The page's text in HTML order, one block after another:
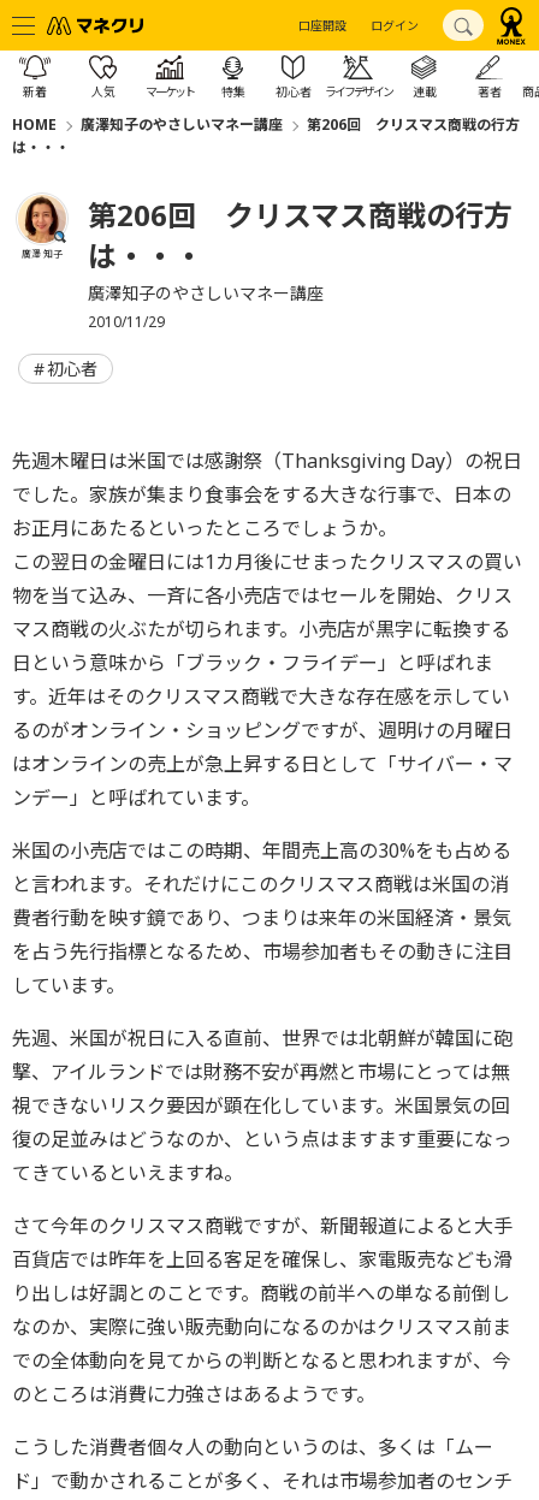
口座開設 ログイン
新着 人気 マーケット 特集 初心者 ライフデザイン 連載 著者 商
HOME 廣澤知子のやさしいマネー講座
第206回 クリスマス商戦の行方
は・・・
廣澤 知子
第206回 クリスマス商戦の行方
は・・・
廣澤知子のやさしいマネー講座
2010/11/29
初心者
先週木曜日は米国では感謝祭（Thanksgiving Day）の祝日
でした。家族が集まり食事会をする大きな行事で、日本の
お正月にあたるといったところでしょうか。
この翌日の金曜日には1カ月後にせまったクリスマスの買い
物を当て込み、一斉に各小売店ではセールを開始、クリス
マス商戦の火ぶたが切られます。小売店が黒字に転換する
日という意味から「ブラック・フライデー」と呼ばれま
す。近年はそのクリスマス商戦で大きな存在感を示してい
るのがオンライン・ショッピングですが、週明けの月曜日
はオンラインの売上が急上昇する日として「サイバー・マ
ンデー」と呼ばれています。
米国の小売店ではこの時期、年間売上高の30%をも占める
と言われます。それだけにこのクリスマス商戦は米国の消
費者行動を映す鏡であり、つまりは来年の米国経済・景気
を占う先行指標となるため、市場参加者もその動きに注目
しています。
先週、米国が祝日に入る直前、世界では北朝鮮が韓国に砲
撃、アイルランドでは財務不安が再燃と市場にとっては無
視できないリスク要因が顕在化しています。米国景気の回
復の足並みはどうなのか、という点はますます重要になっ
てきているといえますね。
さて今年のクリスマス商戦ですが、新聞報道によると大手
百貨店では昨年を上回る客足を確保し、家電販売なども滑
り出しは好調とのことです。商戦の前半への単なる前倒し
なのか、実際に強い販売動向になるのかはクリスマス前ま
での全体動向を見てからの判断となると思われますが、今
のところは消費に力強さはあるようです。
こうした消費者個々人の動向というのは、多くは「ムー
ド」で動かされることが多く、それは市場参加者のセンチ